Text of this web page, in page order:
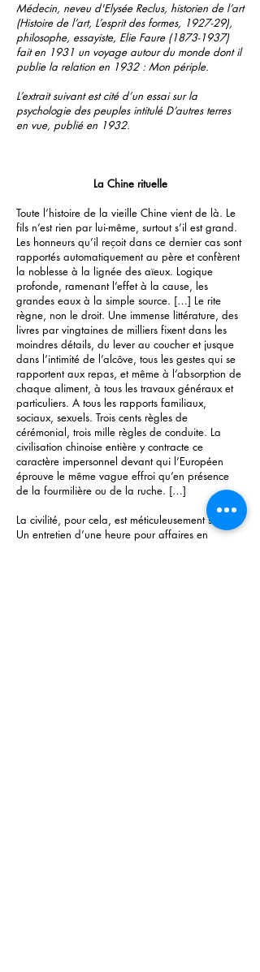
Médecin, neveu d'Elysée Reclus, historien de l’art
(Histoire de l’art, L’esprit des formes, 1927-29),
philosophe, essayiste, Elie Faure (1873-1937)
fait en 1931 un voyage autour du monde dont il
publie la relation en 1932 : Mon périple.
L’extrait suivant est cité d’un essai sur la
psychologie des peuples intitulé D’autres terres
en vue, publié en 1932.
La Chine rituelle
Toute l’histoire de la vieille Chine vient de là. Le
fils n’est rien par lui-même, surtout s’il est grand.
Les honneurs qu’il reçoit dans ce dernier cas sont
rapportés automatiquement au père et confèrent
la noblesse à la lignée des aïeux. Logique
profonde, ramenant l’effet à la cause, les
grandes eaux à la simple source. […] Le rite
règne, non le droit. Une immense littérature, des
livres par vingtaines de milliers fixent dans les
moindres détails, du lever au coucher et jusque
dans l’intimité de l’alcôve, tous les gestes qui se
rapportent aux repas, et même à l’absorption de
chaque aliment, à tous les travaux généraux et
particuliers. A tous les rapports familiaux,
sociaux, sexuels. Trois cents règles de
cérémonial, trois mille règles de conduite. La
civilisation chinoise entière y contracte ce
caractère impersonnel devant qui l’Européen
éprouve le même vague effroi qu’en présence
de la fourmilière ou de la ruche. […]
La civilité, pour cela, est méticuleusement stylisée.
Un entretien d’une heure pour affaires en